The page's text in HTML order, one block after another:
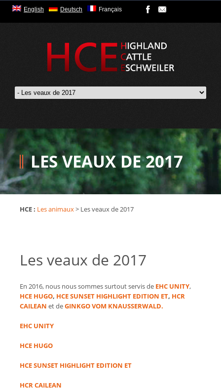
English Deutsch Français
LES VEAUX DE 2017
HCE : Les animaux> Les veaux de 2017
Les veaux de 2017
En 2016, nous nous sommes surtout servis de EHC UNITY,
HCE HUGO, HCE SUNSET HIGHLIGHT EDITION ET, HCR
CAILEAN et deGINKGO VOM KNAUSSERWALD.
EHC UNITY
HCE HUGO
HCE SUNSET HIGHLIGHT EDITION ET
HCR CAILEAN